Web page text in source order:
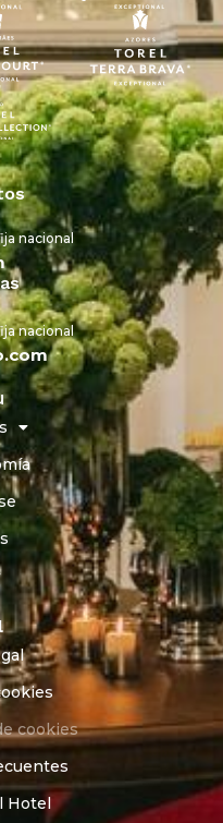
nacional
nacional
cookies
Hotel